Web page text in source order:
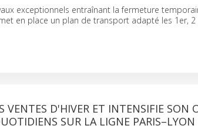
exceptionnels entraînant la fermeture
en place un plan de transport adapté les 1er,
VENTES D'HIVER ET INTENSIFIE SON
SUR LA LIGNE PARIS–LYON